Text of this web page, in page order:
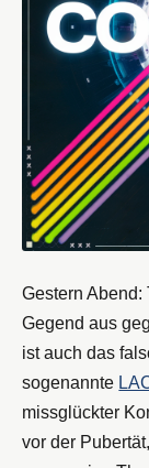
Gestern
Gegend aus
ist auch das
sogenannte
missglückter
vor der